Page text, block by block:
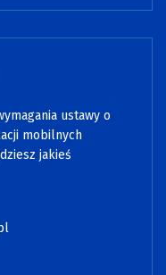
ustawy o
mobilnych
jakieś